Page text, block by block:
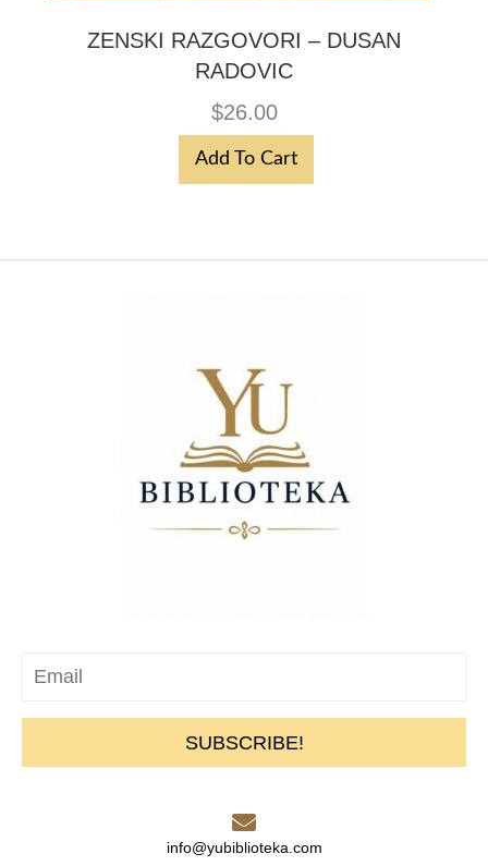
ZENSKI RAZGOVORI – DUSAN
RADOVIC
$26.00
Add To Cart
SUBSCRIBE!
info@yubiblioteka.com